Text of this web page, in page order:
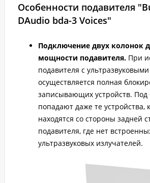
Особенности подавителя
DAudio bda-3 Voices"
Подключение двух колонок
мощности подавителя. При
подавителя с
осуществляется полная
записывающих устройств. Под
попадают даже те устройства,
находятся со стороны задней
подавителя, где нет
ультразвуковых излучателей.